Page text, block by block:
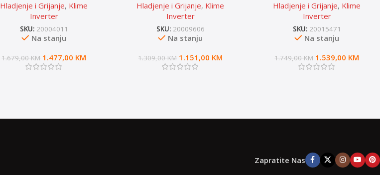
Master
Hladjenje i Grijanje, Klime
Inverter
SKU: 20004011
Na stanju
1.679,00KM 1.477,00 KM
Hladjenje i Grijanje, Klime
Inverter
SKU: 20009606
Na stanju
1.309,00KM 1.151,00 KM
Hladjenje i Grijanje, Klime
Inverter
SKU: 20015471
Na stanju
1.749,00KM 1.539,00 KM
Zapratite Nas